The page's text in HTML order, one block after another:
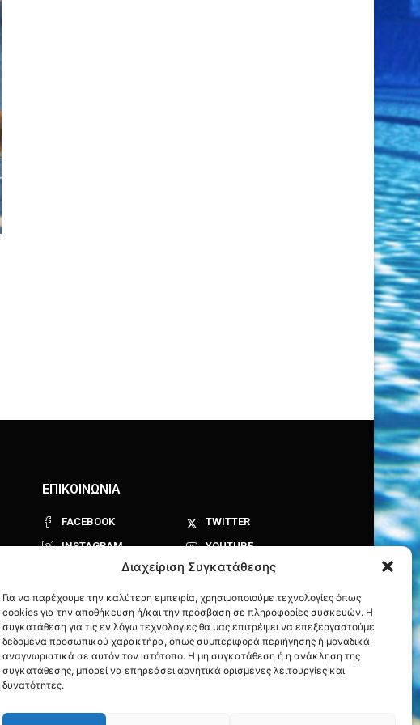
Διαχείριση Συγκατάθεσης
Για να παρέχουμε την καλύτερη εμπειρία, χρησιμοποιούμε τεχνολογίες όπως
cookies για την αποθήκευση ή/και την πρόσβαση σε πληροφορίες συσκευών. Η
συγκατάθεση για τις εν λόγω τεχνολογίες θα μας επιτρέψει να επεξεργαστούμε
δεδομένα προσωπικού χαρακτήρα, όπως συμπεριφορά περιήγησης ή μοναδικά
αναγνωριστικά σε αυτόν τον ιστότοπο. Η μη συγκατάθεση ή η ανάκληση της
συγκατάθεσης, μπορεί να επηρεάσει αρνητικά ορισμένες λειτουργίες και
δυνατότητες.
ΕΠΙΚΟΙΝΩΝΙΑ
FACEBOOK
TWITTER
INSTAGRAM
YOUTUBE